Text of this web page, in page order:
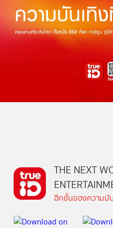
THE NEXT
อีกขั้นของความบั